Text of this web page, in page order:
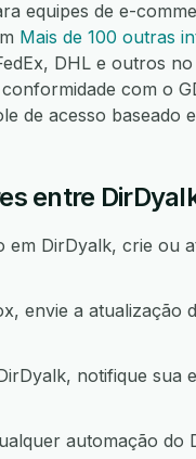
equipes de e-
Mais de 100 outras
DHL e outros
com o
de acesso baseado
entre
DirDyalk, crie ou
envie a atualização
notifique sua
automação do